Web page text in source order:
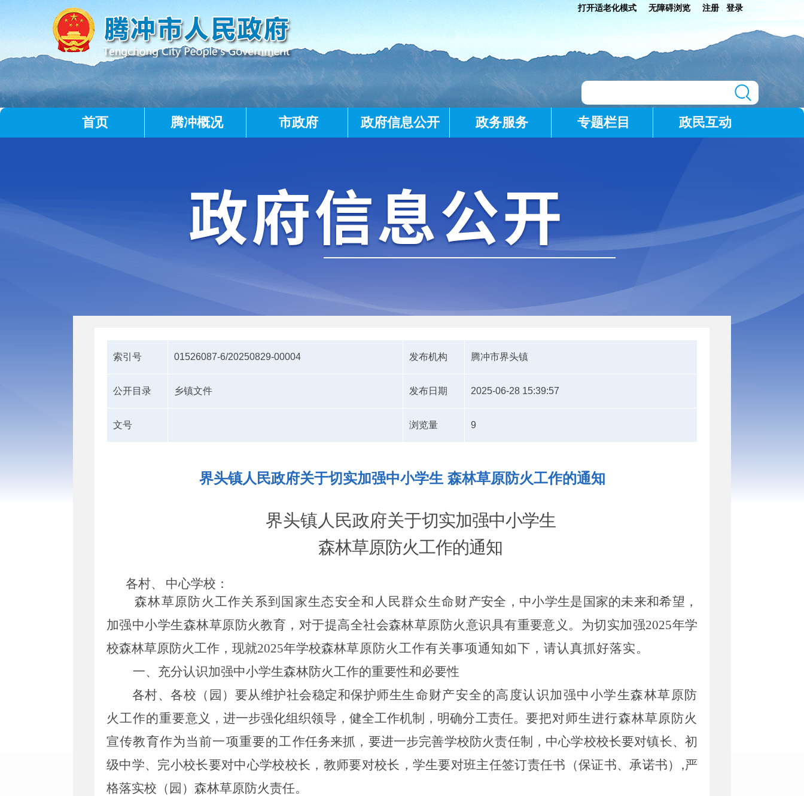
打开适老化模式 无障碍浏览 注册 登录
首页 腾冲概况 市政府 政府信息公开 政务服务 专题栏目 政民互动
索引号 01526087-6/20250829-00004 发布机构 腾冲市界头镇
公开目录 乡镇文件 发布日期 2025-06-28 15:39:57
文号 浏览量 9
界头镇人民政府关于切实加强中小学生 森林草原防火工作的通知
界头镇人民政府关于切实加强中小学生
森林草原防火工作的通知
各村、 中心学校 ：
森林草原防火工作关系到国家生态安全和人民群众生命财产安全，中小学生是国家的未来和希望，
加强中小学生森林草原防火教育，对于提高全社会森林草原防火意识具有重要意义。为切实加强2025年学
校森林草原防火工作，现就2025年学校森林草原防火工作有关事项通知如下，请认真抓好落实。
一、充分认识加强中小学生森林防火工作的重要性和必要性
各村、各校（园）要从维护社会稳定和保护师生生命财产安全的高度认识加强中小学生森林草原防
火工作的重要意义，进一步强化组织领导，健全工作机制，明确分工责任。 要把对师生进行森林草原防火
宣传教育作为当前一项重要的工作任务来抓，要进一步完善学校防火责任制，中心学校校长要对镇长、初
级中学、完小校长要对中心学校校长， 教师要对校长，学生要对班主任签订责任书（保证书、承诺书），严
格落实校（园）森林草原防火责任。